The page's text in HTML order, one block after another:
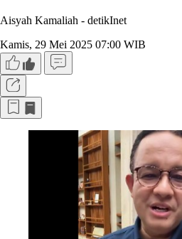
Aisyah Kamaliah - detikInet
Kamis, 29 Mei 2025 07:00 WIB